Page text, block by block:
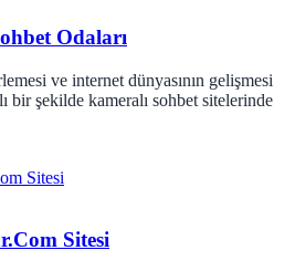
Odaları
ve internet dünyasının gelişmesi
bir şekilde kameralı sohbet sitelerinde
Sitesi